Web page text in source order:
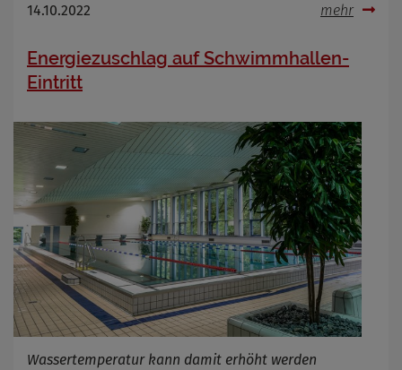
14.10.2022 mehr
Energiezuschlag auf Schwimmhallen-
Eintritt
Wassertemperatur kann damit erhöht werden